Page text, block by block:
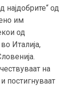
најдобрите“ од
им
од
Италија,
на
постигнуваат